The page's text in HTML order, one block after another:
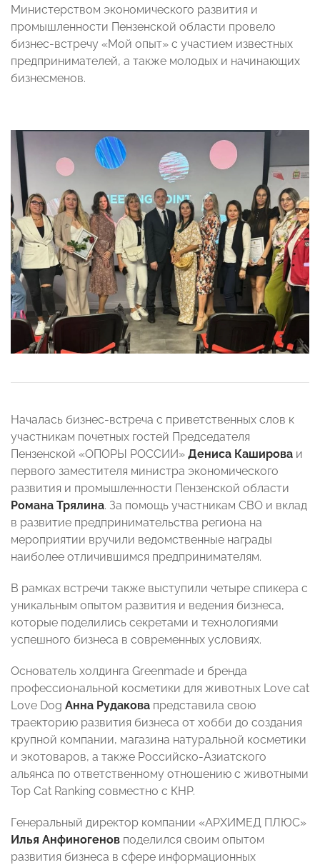
Министерством экономического развития и
промышленности Пензенской области провело
бизнес-встречу «Мой опыт» с участием известных
предпринимателей, а также молодых и начинающих
бизнесменов.
Началась бизнес-встреча с приветственных слов к
участникам почетных гостей Председателя
Пензенской «ОПОРЫ РОССИИ» Дениса Каширова и
первого заместителя министра экономического
развития и промышленности Пензенской области
Романа Трялина. За помощь участникам СВО и вклад
в развитие предпринимательства региона на
мероприятии вручили ведомственные награды
наиболее отличившимся предпринимателям.
В рамках встречи также выступили четыре спикера с
уникальным опытом развития и ведения бизнеса,
которые поделились секретами и технологиями
успешного бизнеса в современных условиях.
Основатель холдинга Greenmadе и бренда
профессиональной косметики для животных Love cat
Love Dog Анна Рудакова представила свою
траекторию развития бизнеса от хобби до создания
крупной компании, магазина натуральной косметики
и экотоваров, а также Российско-Азиатского
альянса по ответственному отношению с животными
Тоp Cat Ranking совместно с КНР.
Генеральный директор компании «АРХИМЕД ПЛЮС»
Илья Анфиногенов поделился своим опытом
развития бизнеса в сфере информационных